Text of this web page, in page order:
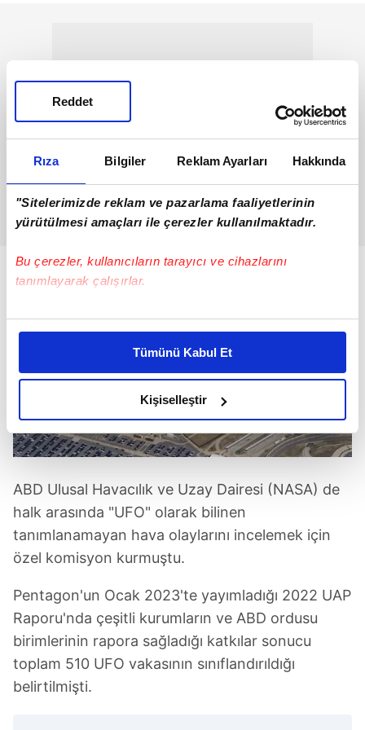
Rıza Bilgiler Reklam Ayarları Hakkında
"Sitelerimizde reklam ve pazarlama faaliyetlerinin
yürütülmesi amaçları ile çerezler kullanılmaktadır.
Bu çerezler, kullanıcıların tarayıcı ve cihazlarını
tanımlayarak çalışırlar.
Bu çerezlere izin vermeniz halinde sizlere özel
daha iyi reklam deneyimi yaşatabiliriz. Bunu yaparken
amacımızın size daha iyi bir reklam deneyimi sunmak
olduğunu ve sizlere en iyi içerikleri sunabilmek adına
elimizden gelen çabayı gösterdiğimizi ve bu noktada,
reklamların maliyetlerimizi karşılamak noktasında tek gelir
kalemimiz olduğunu sizlere hatırlatmak isteriz.
Her halükârda, kullanıcılar, bu çerezlere izin vermedikleri
takdirde, kullanıcılara hedefli reklamlar
gösterilmeyecektir."
Sitemizde kendimize ve üçüncü kişilere ait çerezler
kullanılmaktadır. Bu çerezler vasıtasıyla çeşitli kişisel
verileriniz işlenmekte olup gerekli olan çerezler bilgi
toplumu hizmetlerinin sunulması amacıyla
kullanılmaktadır. Diğer çerezler, sitemizin daha işlevsel
kılınması ve kişiselleştirilmesi ve sizlere yönelik
Tümünü Kabul Et
Kişiselleştir
Reddet
ABD Ulusal Havacılık ve Uzay Dairesi (NASA) de
halk arasında "UFO" olarak bilinen
tanımlanamayan hava olaylarını incelemek için
özel komisyon kurmuştu.
Pentagon'un Ocak 2023'te yayımladığı 2022 UAP
Raporu'nda çeşitli kurumların ve ABD ordusu
birimlerinin rapora sağladığı katkılar sonucu
toplam 510 UFO vakasının sınıflandırıldığı
belirtilmişti.